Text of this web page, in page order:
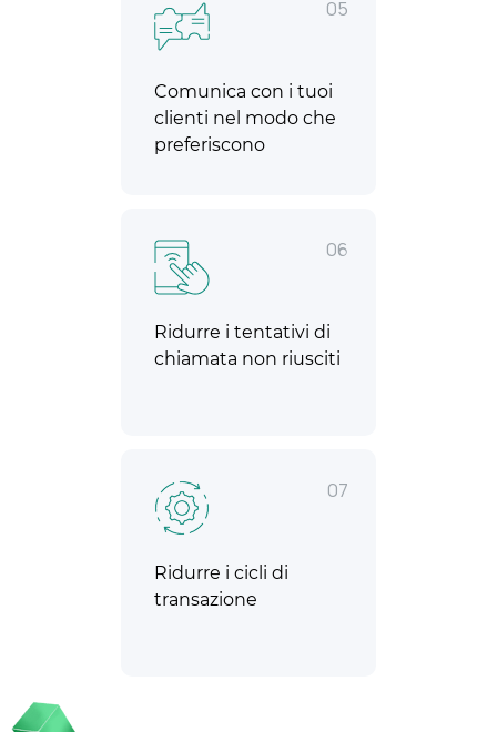
05
Comunica con i tuoi
clienti nel modo che
preferiscono
06
Ridurre i tentativi di
chiamata non riusciti
07
Ridurre i cicli di
transazione